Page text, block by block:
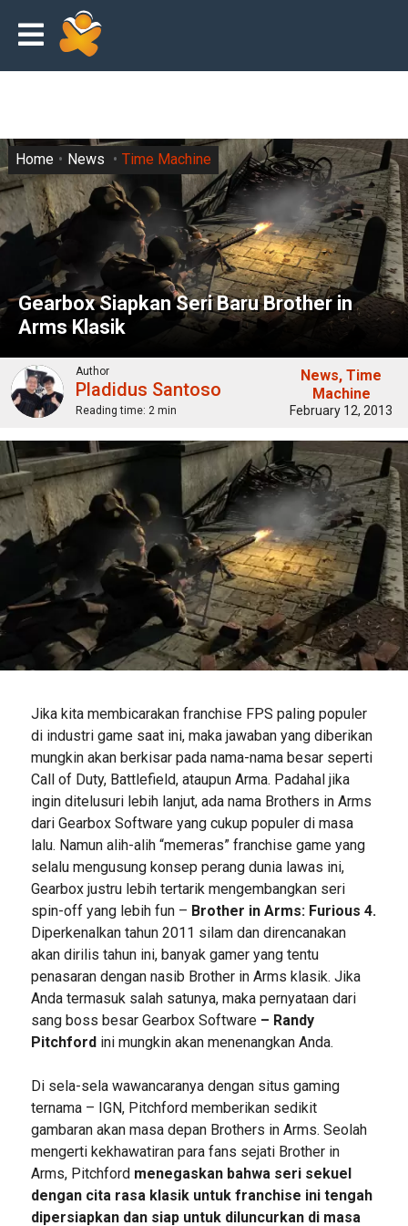
Gearbox Siapkan Seri Baru Brother in
Arms Klasik
Home News Time Machine
Author
Pladidus Santoso
Reading time: 2 min
News Time
Machine
February 12, 2013
Jika kita membicarakan franchise FPS paling populer
di industri game saat ini, maka jawaban yang diberikan
mungkin akan berkisar pada nama-nama besar seperti
Call of Duty, Battlefield, ataupun Arma. Padahal jika
ingin ditelusuri lebih lanjut, ada nama Brothers in Arms
dari Gearbox Software yang cukup populer di masa
lalu. Namun alih-alih “memeras” franchise game yang
selalu mengusung konsep perang dunia lawas ini,
Gearbox justru lebih tertarik mengembangkan seri
spin-off yang lebih fun – Brother in Arms: Furious 4.
Diperkenalkan tahun 2011 silam dan direncanakan
akan dirilis tahun ini, banyak gamer yang tentu
penasaran dengan nasib Brother in Arms klasik. Jika
Anda termasuk salah satunya, maka pernyataan dari
sang boss besar Gearbox Software – Randy
Pitchfordini mungkin akan menenangkan Anda.
Di sela-sela wawancaranya dengan situs gaming
ternama – IGN, Pitchford memberikan sedikit
gambaran akan masa depan Brothers in Arms. Seolah
mengerti kekhawatiran para fans sejati Brother in
Arms, Pitchford menegaskan bahwa seri sekuel
dengan cita rasa klasik untuk franchise ini tengah
dipersiapkan dan siap untuk diluncurkan di masa